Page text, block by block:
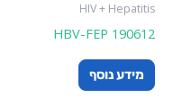
HIV + Hepatitis
HBV-FEP 190612
מידע נוסף